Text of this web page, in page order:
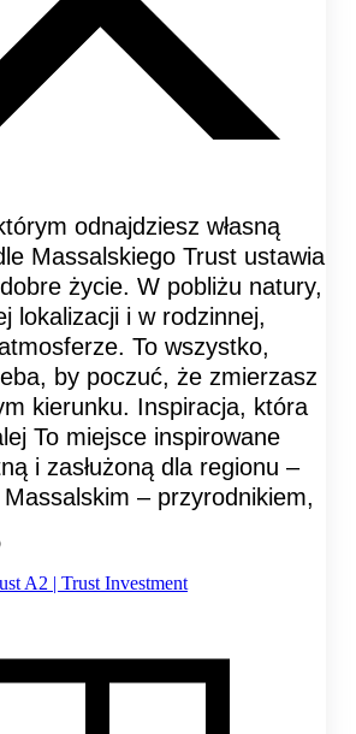
odnajdziesz własną
Massalskiego Trust ustawia
życie. W pobliżu natury,
lokalizacji i w rodzinnej,
To wszystko,
by poczuć, że zmierzasz
kierunku. Inspiracja, która
To miejsce inspirowane
i zasłużoną dla regionu –
– przyrodnikiem,
A2 | Trust Investment